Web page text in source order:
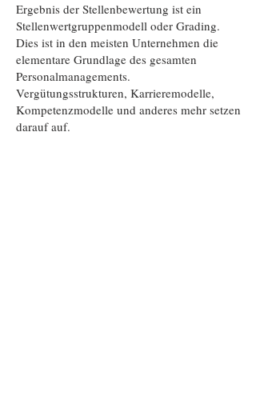
Ergebnis der Stellenbewertung ist ein
Stellenwertgruppenmodell oder Grading.
Dies ist in den meisten Unternehmen die
elementare Grundlage des gesamten
Personalmanagements.
Vergütungsstrukturen, Karrieremodelle,
Kompetenzmodelle und anderes mehr setzen
darauf auf.